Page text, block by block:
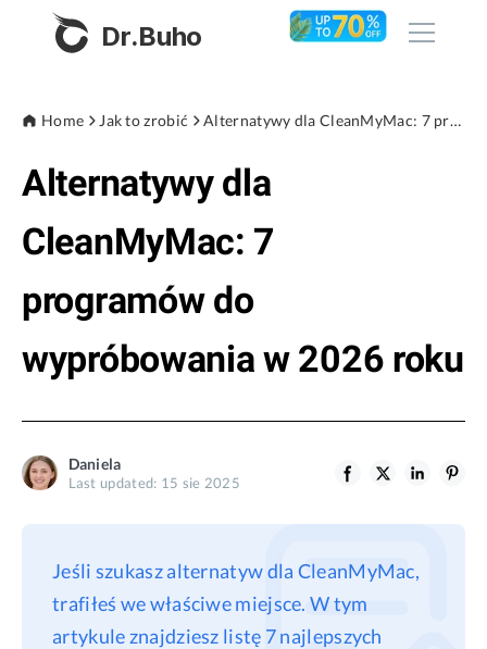
Dr.Buho
Products
BuhoCleaner
BuhoUnlocker
BuhoRepair
BuhoNTFS
BuhoLaunchpad
Store
Blog
Support
Terms
Refund
Home Jak to zrobić Alternatywy dla CleanMyMac: 7 programów do wypróbowania w 2026 roku
Alternatywy dla
CleanMyMac: 7
programów do
wypróbowania w 2026 roku
Daniela
Last updated: 15 sie 2025
Jeśli szukasz alternatyw dla CleanMyMac,
trafiłeś we właściwe miejsce. W tym
artykule znajdziesz listę 7 najlepszych